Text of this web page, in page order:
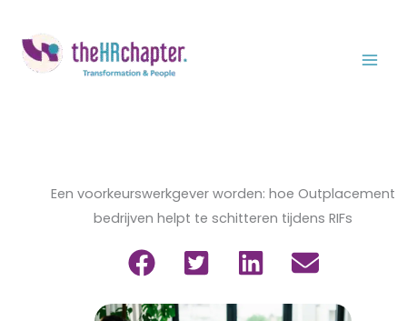
naar
Een voorkeurswerkgever worden: hoe Outplacement
bedrijven helpt te schitteren tijdens RIFs